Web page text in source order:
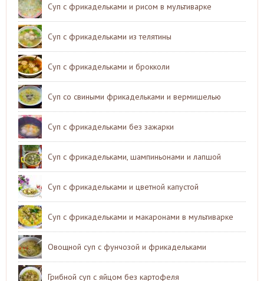
Суп с фрикадельками и рисом в мультиварке
Суп с фрикадельками из телятины
Суп с фрикадельками и брокколи
Суп со свиными фрикадельками и вермишелью
Суп с фрикадельками без зажарки
Суп с фрикадельками, шампиньонами и лапшой
Суп с фрикадельками и цветной капустой
Суп с фрикадельками и макаронами в мультиварке
Овощной суп с фунчозой и фрикадельками
Грибной суп с яйцом без картофеля